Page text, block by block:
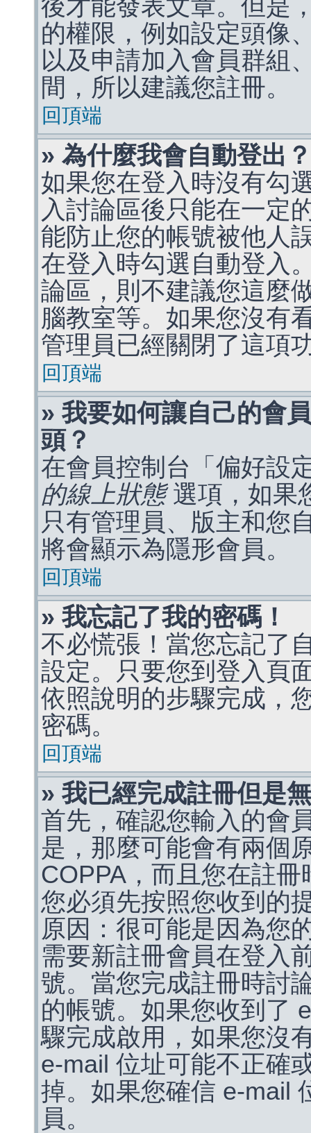
後才能發表文章。但是
的權限，例如設定頭像
以及申請加入會員群組
間，所以建議您註冊。
回頂端
» 為什麼我會自動登出？
如果您在登入時沒有勾
入討論區後只能在一定
能防止您的帳號被他人
在登入時勾選自動登入
論區，則不建議您這麼
腦教室等。如果您沒有
管理員已經關閉了這項
回頂端
» 我要如何讓自己的會
頭？
在會員控制台「偏好設
的線上狀態選項，如果
只有管理員、版主和您
將會顯示為隱形會員。
回頂端
» 我忘記了我的密碼！
不必慌張！當您忘記了
設定。只要您到登入頁
依照說明的步驟完成，
密碼。
回頂端
» 我已經完成註冊但是
首先，確認您輸入的會
是，那麼可能會有兩個
COPPA，而且您在註
您必須先按照您收到的
原因：很可能是因為您
需要新註冊會員在登入
號。當您完成註冊時討
的帳號。如果您收到了
驟完成啟用，如果您沒
e-mail 位址可能不正確
掉。如果您確信 e-mail
員。